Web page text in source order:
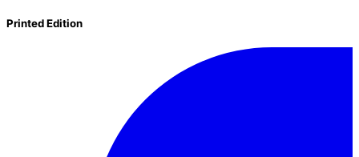
Printed Edition